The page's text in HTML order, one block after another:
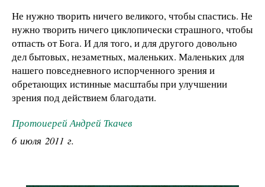
Не нужно творить ничего великого, чтобы спастись. Не
нужно творить ничего циклопически страшного, чтобы
отпасть от Бога. И для того, и для другого довольно
дел бытовых, незаметных, маленьких. Маленьких для
нашего повседневного испорченного зрения и
обретающих истинные масштабы при улучшении
зрения под действием благодати.
Протоиерей Андрей Ткачев
6 июля 2011 г.